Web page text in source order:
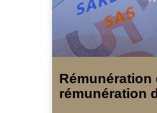
Rémunération
rémunération